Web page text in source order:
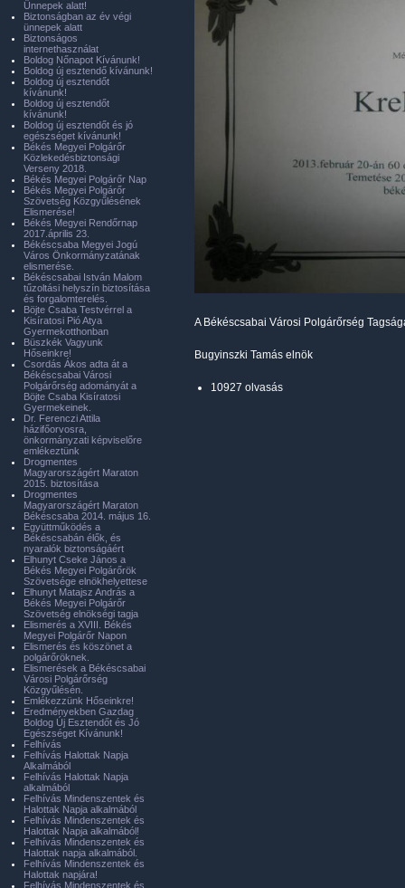
A Békéscsabai Városi Polgárőrség
Bugyinszki Tamás elnök
10927 olvasás
Ünnepek alatt!
Biztonságban az év végi
ünnepek alatt
Biztonságos
internethasználat
Boldog Nőnapot Kívánunk!
Boldog új esztendő kívánunk!
Boldog új esztendőt
kívánunk!
Boldog új esztendőt
kívánunk!
Boldog új esztendőt és jó
egészséget kívánunk!
Békés Megyei Polgárőr
Közlekedésbiztonsági
Verseny 2018.
Békés Megyei Polgárőr Nap
Békés Megyei Polgárőr
Szövetség Közgyűlésének
Elismerése!
Békés Megyei Rendőrnap
2017.április 23.
Békéscsaba Megyei Jogú
Város Önkormányzatának
elismerése.
Békéscsabai István Malom
tűzoltási helyszín biztosítása
és forgalomterelés.
Böjte Csaba Testvérrel a
Kisíratosi Pió Atya
Gyermekotthonban
Büszkék Vagyunk
Hőseinkre!
Csordás Ákos adta át a
Békéscsabai Városi
Polgárőrség adományát a
Böjte Csaba Kisíratosi
Gyermekeinek.
Dr. Ferenczi Attila
házifőorvosra,
önkormányzati képviselőre
emlékeztünk
Drogmentes
Magyarországért Maraton
2015. biztosítása
Drogmentes
Magyarországért Maraton
Békéscsaba 2014. május 16.
Együttműködés a
Békéscsabán élők, és
nyaralók biztonságáért
Elhunyt Cseke János a
Békés Megyei Polgárőrök
Szövetsége elnökhelyettese
Elhunyt Matajsz András a
Békés Megyei Polgárőr
Szövetség elnökségi tagja
Elismerés a XVIII. Békés
Megyei Polgárőr Napon
Elismerés és köszönet a
polgárőröknek.
Elismerések a Békéscsabai
Városi Polgárőrség
Közgyűlésén.
Emlékezzünk Hőseinkre!
Eredményekben Gazdag
Boldog Új Esztendőt és Jó
Egészséget Kívánunk!
Felhívás
Felhívás Halottak Napja
Alkalmából
Felhívás Halottak Napja
alkalmából
Felhívás Mindenszentek és
Halottak Napja alkalmából
Felhívás Mindenszentek és
Halottak Napja alkalmából!
Felhívás Mindenszentek és
Halottak napja alkalmából.
Felhívás Mindenszentek és
Halottak napjára!
Felhívás Mindenszentek és